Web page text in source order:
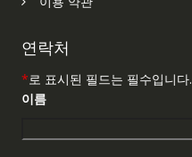
연락처
*로 표시된 필드는 필수입니다.
이름